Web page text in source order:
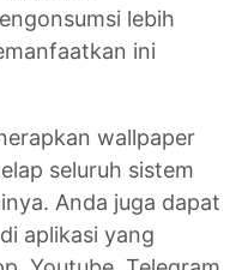
lebih
ini
wallpaper
seluruh sistem
Anda juga dapat
aplikasi yang